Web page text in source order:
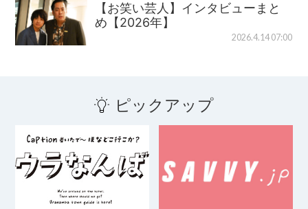
【お笑い芸人】インタビューまと
め【2026年】
2026.4.14 07:00
ピックアップ